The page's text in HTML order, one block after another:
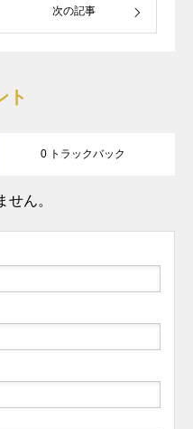
次の記事
ト
0 トラックバック
ん。